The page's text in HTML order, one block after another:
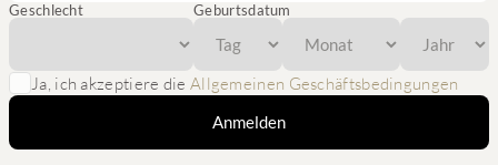
Geschlecht Geburtsdatum
Ja, ich akzeptiere die Allgemeinen Geschäftsbedingungen
Anmelden